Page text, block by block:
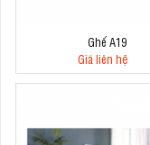
Ghế A19
Giá liên hệ